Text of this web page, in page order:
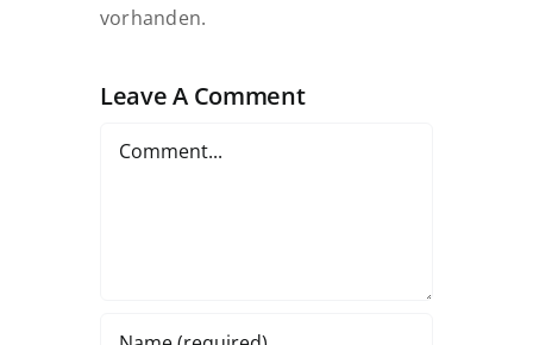
vorhanden.
Leave A Comment